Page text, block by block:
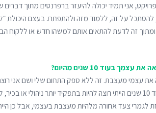
אני תמיד יכולה להיעזר ברפרנסים מתוך דברים
על זה, ללמוד מזה ולהתפתח. בעצם היכולת
זה לדעת להתאים אותם למשהו חדש או ללקוח
בעוד 10 שנים מהיום?
את עצמי מעצבת. זה ללא ספק התחום שלי ושם אני
חושבת שבעוד 10 שנים הייתי רוצה להיות בתפקיד יותר ניהולי
לגמרי צעד אחורה מלהיות מעצבת בעצמי, אבל כן